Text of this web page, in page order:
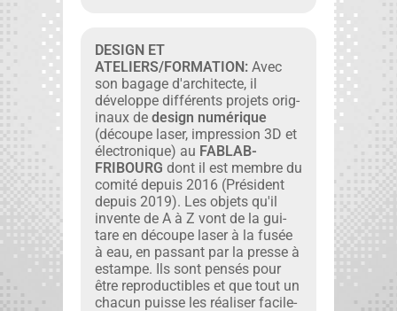
DESIGN ET
ATELIERS/FORMATION:Avec
son bagage d'architecte, il
développe dif­férents pro­jets orig­
in­aux de design numérique
(découpe laser, impres­sion 3D et
élec­tron­ique) au FABLAB-
FRIBOURG dont il est mem­bre du
comité depuis 2016 (Prési­dent
depuis 2019). Les objets qu'il
invente de A à Z vont de la gui­
tare en découpe laser à la fusée
à eau, en pas­sant par la presse à
estampe. Ils sont pen­sés pour
être repro­ductibles et que tout un
cha­cun puisse les réalis­er facile­